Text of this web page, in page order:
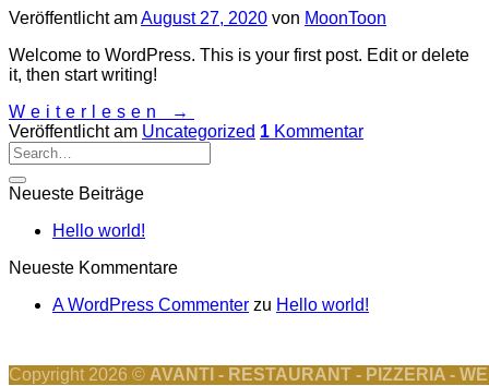
Veröffentlicht amAugust 27, 2020 von MoonToon
Welcome to WordPress. This is your first post. Edit or delete
it, then start writing!
Weiterlesen
→
Veröffentlicht am Uncategorized 1 Kommentar
Neueste Beiträge
Hello world!
Neueste Kommentare
A WordPress Commenter zu Hello world!
Copyright 2026 © AVANTI - RESTAURANT - PIZZERIA -